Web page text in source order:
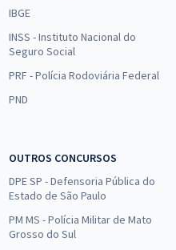
59,98 (-20%)
Legislativo - Área: Meio
à vista
99,98 (-20%)
IBGE
INSS - Instituto Nacional do
Seguro Social
PRF - Polícia Rodoviária Federal
PND
OUTROS CONCURSOS
DPE SP - Defensoria Pública do
Estado de São Paulo
PM MS - Polícia Militar de Mato
Grosso do Sul